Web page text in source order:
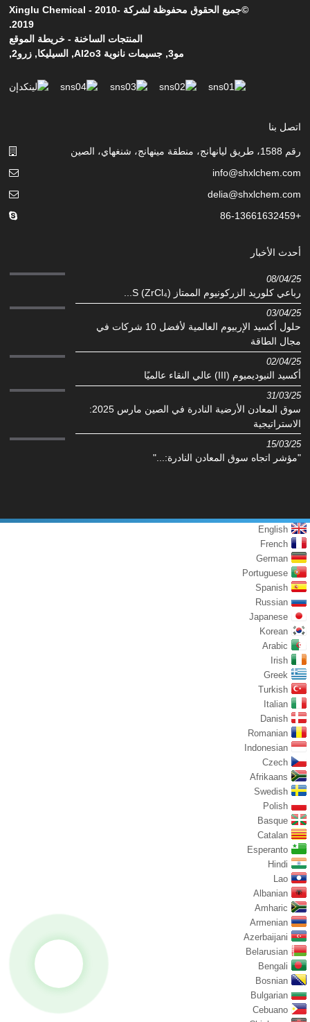
©جميع الحقوق محفوظة لشركة Xinglu Chemical - 2010-
2019.
المنتجات الساخنة - خريطة الموقع
مو3 , جسيمات نانوية Al2o3 , السيليكا, زرو2 ,
اتصل بنا
رقم 1588، طريق ليانهانج، منطقة مينهانج، شنغهاي، الصين
info@shxlchem.com
delia@shxlchem.com
+86-13661632459
أحدث الأخبار
08/04/25
رباعي كلوريد الزركونيوم الممتاز (ZrCl₄) S...
03/04/25
حلول أكسيد الإربيوم العالمية لأفضل 10 شركات في
مجال الطاقة
02/04/25
أكسيد النيوديميوم (III) عالي النقاء عالميًا
31/03/25
سوق المعادن الأرضية النادرة في الصين مارس 2025:
الاستراتيجية
15/03/25
"مؤشر اتجاه سوق المعادن النادرة:..."
English
French
German
Portuguese
Spanish
Russian
Japanese
Korean
Arabic
Irish
Greek
Turkish
Italian
Danish
Romanian
Indonesian
Czech
Afrikaans
Swedish
Polish
Basque
Catalan
Esperanto
Hindi
Lao
Albanian
Amharic
Armenian
Azerbaijani
Belarusian
Bengali
Bosnian
Bulgarian
Cebuano